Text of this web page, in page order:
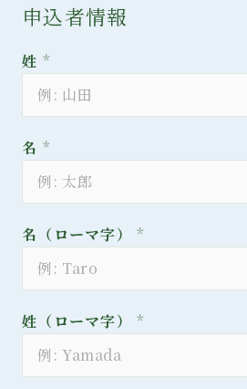
申込者情報
姓 *
名 *
名（ローマ字）*
姓（ローマ字）*